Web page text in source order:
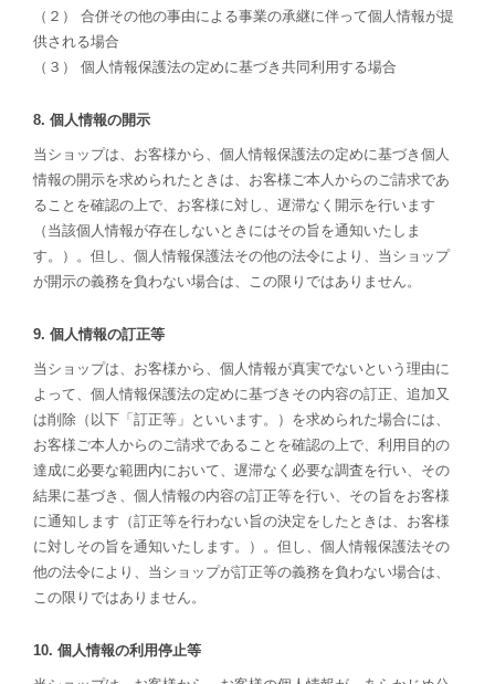
（２） 合併その他の事由による事業の承継に伴って個人情報が提
供される場合
（３） 個人情報保護法の定めに基づき共同利用する場合
8. 個人情報の開示
当ショップは、お客様から、個人情報保護法の定めに基づき個人
情報の開示を求められたときは、お客様ご本人からのご請求であ
ることを確認の上で、お客様に対し、遅滞なく開示を行います
（当該個人情報が存在しないときにはその旨を通知いたしま
す。）。但し、個人情報保護法その他の法令により、当ショップ
が開示の義務を負わない場合は、この限りではありません。
9. 個人情報の訂正等
当ショップは、お客様から、個人情報が真実でないという理由に
よって、個人情報保護法の定めに基づきその内容の訂正、追加又
は削除（以下「訂正等」といいます。）を求められた場合には、
お客様ご本人からのご請求であることを確認の上で、利用目的の
達成に必要な範囲内において、遅滞なく必要な調査を行い、その
結果に基づき、個人情報の内容の訂正等を行い、その旨をお客様
に通知します（訂正等を行わない旨の決定をしたときは、お客様
に対しその旨を通知いたします。）。但し、個人情報保護法その
他の法令により、当ショップが訂正等の義務を負わない場合は、
この限りではありません。
10. 個人情報の利用停止等